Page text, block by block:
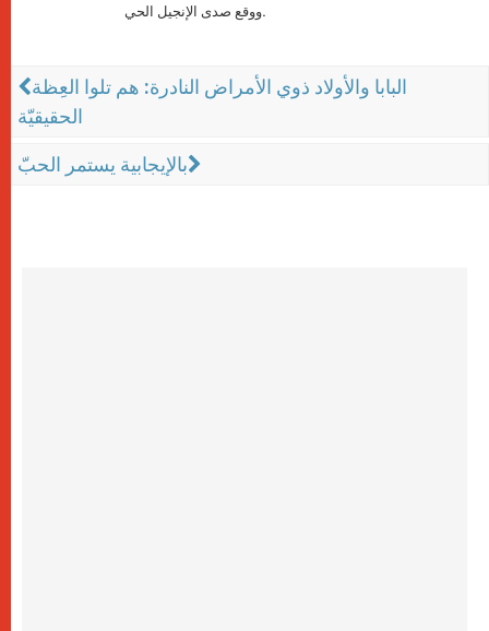
ووقع صدى الإنجيل الحي.
البابا والأولاد ذوي الأمراض النادرة: هم تلوا العِظة
الحقيقيّة
بالإيجابية يستمر الحبّ